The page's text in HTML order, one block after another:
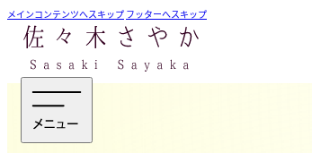
メインコンテンツへスキップ フッターへスキップ